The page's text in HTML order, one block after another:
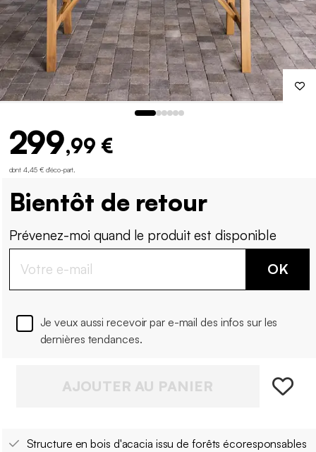
299,99 €
dont 4,45 € d'éco-part
Bientôt de retour
Prévenez-moi quand le produit est disponible
OK
Je veux aussi recevoir par e-mail des infos sur les
dernières tendances.
AJOUTER AU PANIER
Structure en bois d'acacia issu de forêts écoresponsables